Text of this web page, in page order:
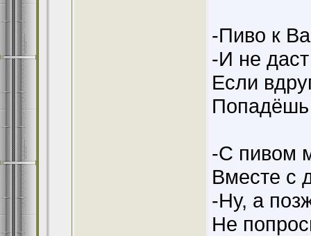
-Пиво к
-И не
Если
-С пивом
Вместе с
-Ну, а
Не